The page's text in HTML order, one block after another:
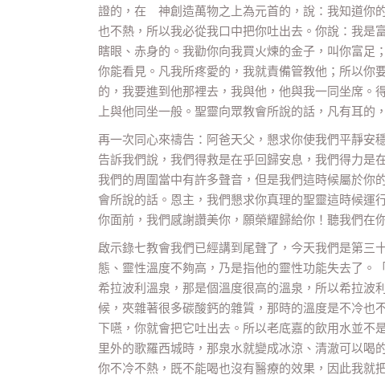
證的，在 神創造萬物之上為元首的，說：我知道你
也不熱，所以我必從我口中把你吐出去。你說：我是
瞎眼、赤身的。我勸你向我買火煉的金子，叫你富足
你能看見。凡我所疼愛的，我就責備管教他；所以你
的，我要進到他那裡去，我與他，他與我一同坐席。
上與他同坐一般。聖靈向眾教會所說的話，凡有耳的
再一次同心來禱告：阿爸天父，懇求你使我們平靜安
告訴我們說，我們得救是在乎回歸安息，我們得力是
我們的周圍當中有許多聲音，但是我們這時候屬於你
會所說的話。恩主，我們懇求你真理的聖靈這時候運
你面前，我們感謝讚美你，願榮耀歸給你！聽我們在
啟示錄七教會我們已經講到尾聲了，今天我們是第三
態、靈性溫度不夠高，乃是指他的靈性功能失去了。
希拉波利溫泉，那是個溫度很高的溫泉，所以希拉波
候，夾雜著很多碳酸鈣的雜質，那時的溫度是不冷也
下嚥，你就會把它吐出去。所以老底嘉的飲用水並不
里外的歌羅西城時，那泉水就變成冰涼、清澈可以
你不冷不熱，既不能喝也沒有醫療的效果，因此我就